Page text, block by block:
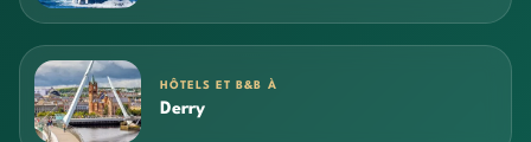
HÔTELS ET B&B À
Derry